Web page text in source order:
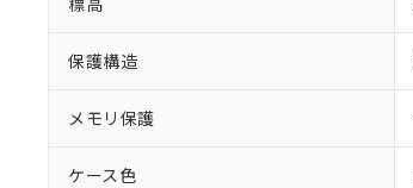
保護構造
メモリ保護
ケース色